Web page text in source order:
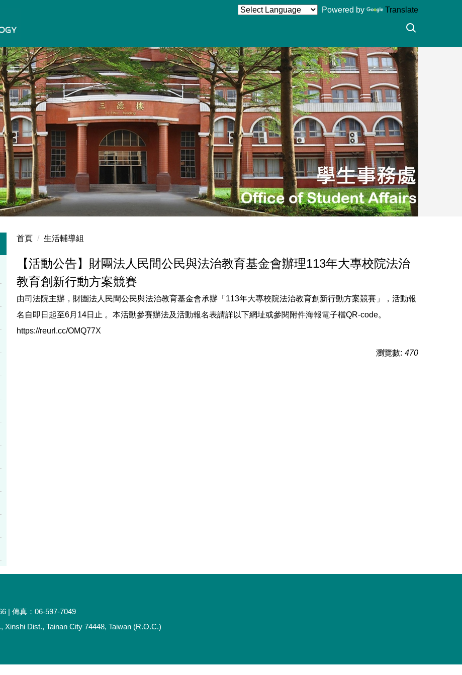
Powered by Translate
首頁 生活輔導組
【活動公告】財團法人民間公民與法治教育基金會辦理113年大專校院法治
教育創新行動方案競賽
由司法院主辦，財團法人民間公民與法治教育基金會承辦「113年大專校院法治教育創新行動方案競賽」，活動報
名自即日起至6月14日止 。本活動參賽辦法及活動報名表請詳以下網址或參閱附件海報電子檔QR-code。
https://reurl.cc/OMQ77X
瀏覽數: 470
| 傳真：06-597-7049
Dist., Tainan City 74448, Taiwan (R.O.C.)